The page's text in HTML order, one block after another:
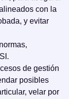
con la
y evitar
de gestión
posibles
velar por